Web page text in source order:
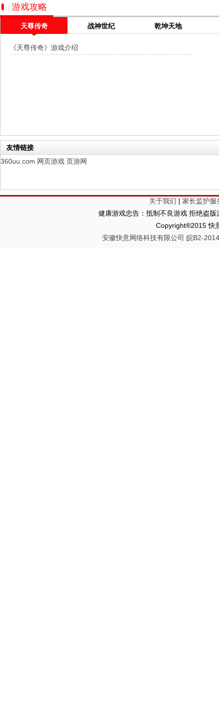
天空的魔幻城
斩魔问道
每日新服
今日 10:00点
灵魂契约
每日新服
今日 10:00点
山海经异兽录 每日新服
游戏攻略
天尊传奇 战神世纪 乾坤天地
《天尊传奇》游戏介绍
友情链接
360uu.com 网页游戏 页游网
关于我们 | 家长监护服
健康游戏忠告：抵制不良游戏 拒绝盗
Copyright®2015 快
安徽快意网络科技有限公司 皖B2-